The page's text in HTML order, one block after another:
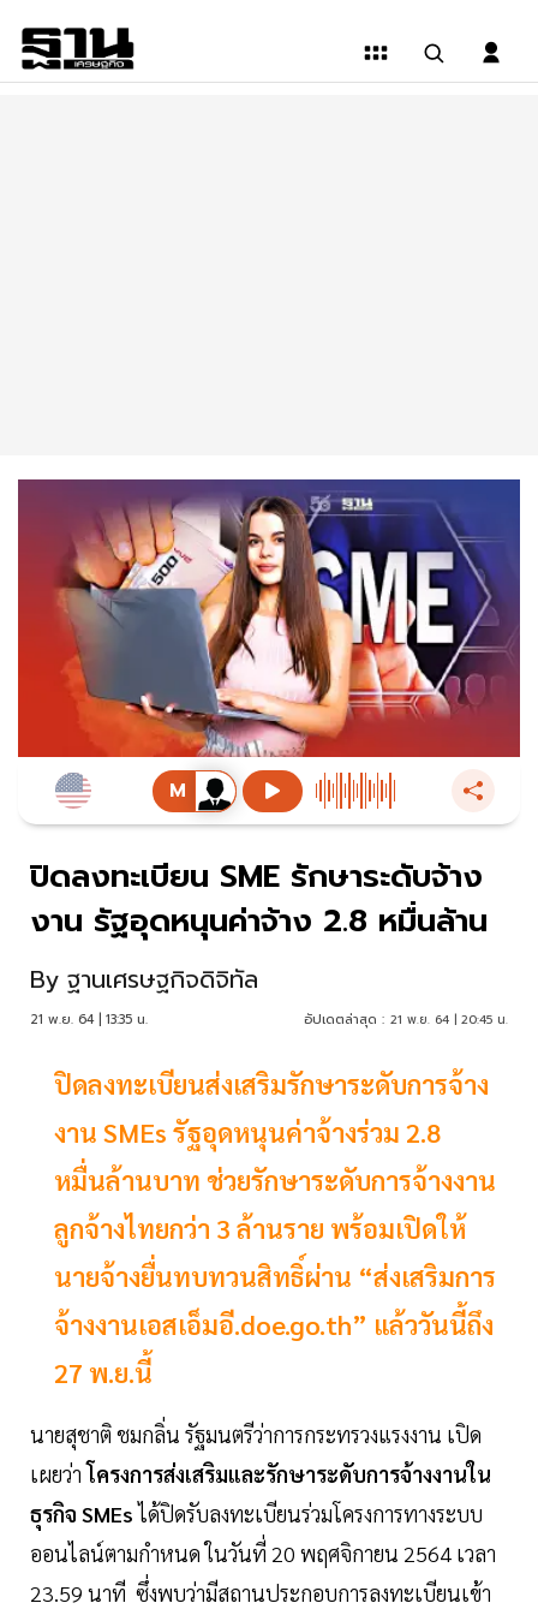
ปิดลงทะเบียน SME รักษาระดับจ้าง
งาน รัฐอุดหนุนค่าจ้าง 2.8 หมื่นล้าน
By ฐานเศรษฐกิจดิจิทัล
21 พ.ย. 64 | 13:35 น. อัปเดตล่าสุด : 21 พ.ย. 64 | 20:45 น.
ปิดลงทะเบียนส่งเสริมรักษาระดับการจ้าง
งาน SMEs รัฐอุดหนุนค่าจ้างร่วม 2.8
หมื่นล้านบาท ช่วยรักษาระดับการจ้างงาน
ลูกจ้างไทยกว่า 3 ล้านราย พร้อมเปิดให้
นายจ้างยื่นทบทวนสิทธิ์ผ่าน “ส่งเสริมการ
จ้างงานเอสเอ็มอี.doe.go.th” แล้ววันนี้ถึง
27 พ.ย.นี้
นายสุชาติ ชมกลิ่น รัฐมนตรีว่าการกระทรวงแรงงาน เปิด
เผยว่าโครงการส่งเสริมและรักษาระดับการจ้างงานใน
ธุรกิจ SMEsได้ปิดรับลงทะเบียนร่วมโครงการทางระบบ
ออนไลน์ตามกำหนด ในวันที่ 20 พฤศจิกายน 2564 เวลา
23.59 นาที ซึ่งพบว่ามีสถานประกอบการลงทะเบียนเข้า